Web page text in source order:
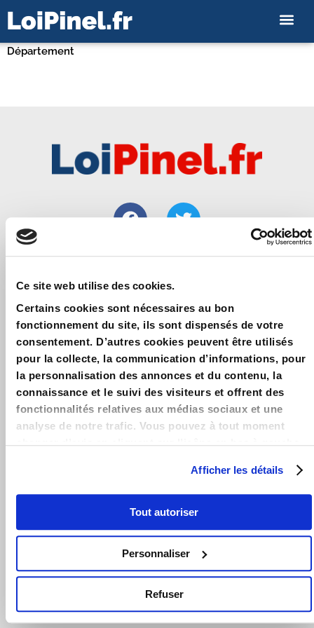
Ce site web utilise des cookies.
Certains cookies sont nécessaires au bon
fonctionnement du site, ils sont dispensés de votre
consentement. D’autres cookies peuvent être utilisés
pour la collecte, la communication d’informations, pour
la personnalisation des annonces et du contenu, la
connaissance et le suivi des visiteurs et offrent des
fonctionnalités relatives aux médias sociaux et une
analyse de notre trafic. Vous pouvez à tout moment
changer d’avis en cliquant sur l’icône en bas à gauche.
Afficher les détails
Tout autoriser
Personnaliser
Refuser
Département
Loipinel.fr vous apporte toutes les informations utiles pour
bien réussir un investissement immobilier locatif de
défiscalisation : Explication du dispositif en détails &
Exemples – Guide 2025 – Simulation & Outils de calcul des
plafonds de Loyer et de Ressources Pinel.
LOIPINEL.FR
Accueil
Contact
Guide Pinel 2025
Avantages loi Pinel
Conditions loi Pinel
Zones loi Pinel
Actualités loi Pinel